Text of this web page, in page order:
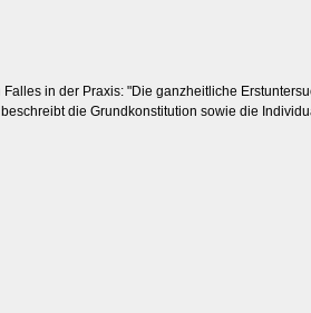
in der Praxis: "Die ganzheitliche
die Grundkonstitution sowie die